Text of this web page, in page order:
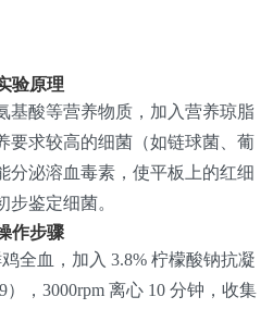
验原理
基酸等营养物质，加入营养琼脂
要求较高的细菌（如链球菌、葡
分泌溶血毒素，使平板上的红细
步鉴定细菌。
作步骤
鸡全血，加入 3.8% 柠檬酸钠抗凝
），3000rpm 离心 10 分钟，收集